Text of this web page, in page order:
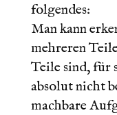
folgendes:
Man kann
mehreren
Teile sind, für
absolut nicht
machbare